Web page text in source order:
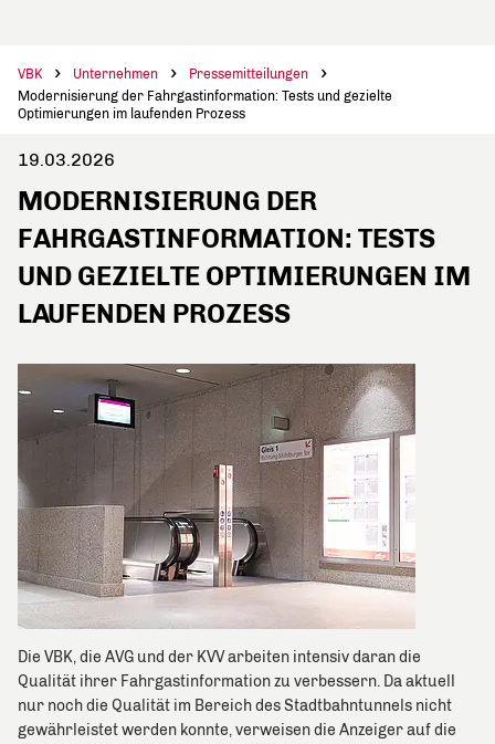
VBK Unternehmen
Pressemitteilungen
Modernisierung der Fahrgastinformation: Tests und gezielte
Optimierungen im laufenden Prozess
19.03.2026
MODERNISIERUNG DER
FAHRGASTINFORMATION: TESTS
UND GEZIELTE OPTIMIERUNGEN IM
LAUFENDEN PROZESS
Die VBK, die AVG und der KVV arbeiten intensiv daran die
Qualität ihrer Fahrgastinformation zu verbessern. Da aktuell
nur noch die Qualität im Bereich des Stadtbahntunnels nicht
gewährleistet werden konnte, verweisen die Anzeiger auf die